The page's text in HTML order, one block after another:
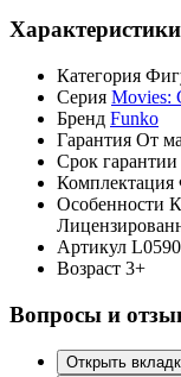
Характеристики
Категория
Серия Movies:
Бренд Funko
Гарантия От
Срок гарантии
Комплектация
Особенности
Артикул
Возраст 3+
Вопросы и
Открыть